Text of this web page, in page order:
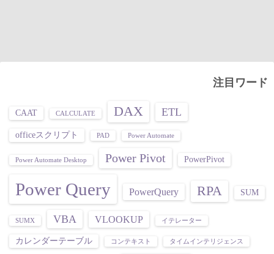
注目ワード
CAAT CALCULATE DAX ETL
officeスクリプト PAD Power Automate
Power Automate Desktop Power Pivot PowerPivot
Power Query PowerQuery RPA SUM
SUMX VBA VLOOKUP イテレーター
カレンダーテーブル コンテキスト タイムインテリジェンス